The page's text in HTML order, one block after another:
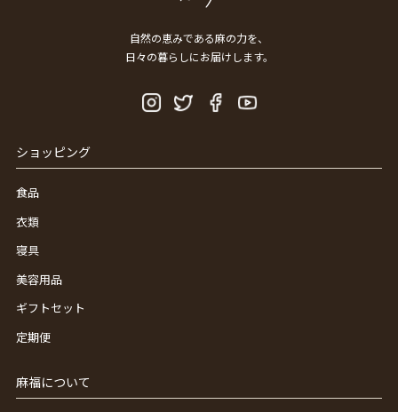
自然の恵みである麻の力を、
日々の暮らしにお届けします。
ショッピング
食品
衣類
寝具
美容用品
ギフトセット
定期便
麻福について